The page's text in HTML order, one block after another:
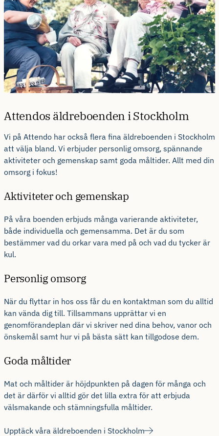
Attendos äldreboenden i Stockholm
Vi på Attendo har också flera fina äldreboenden i Stockholm
att välja bland. Vi erbjuder personlig omsorg, spännande
aktiviteter och gemenskap samt goda måltider. Allt med din
omsorg i fokus!
Aktiviteter och gemenskap
På våra boenden erbjuds många varierande aktiviteter,
både individuella och gemensamma. Det är du som
bestämmer vad du orkar vara med på och vad du tycker är
kul.
Personlig omsorg
När du flyttar in hos oss får du en kontaktman som du alltid
kan vända dig till. Tillsammans upprättar vi en
genomförandeplan där vi skriver ned dina behov, vanor och
önskemål samt hur vi på bästa sätt kan tillgodose dem.
Goda måltider
Mat och måltider är höjdpunkten på dagen för många och
det är därför vi alltid gör det lilla extra för att erbjuda
välsmakande och stämningsfulla måltider.
Upptäck våra äldreboenden i Stockholm